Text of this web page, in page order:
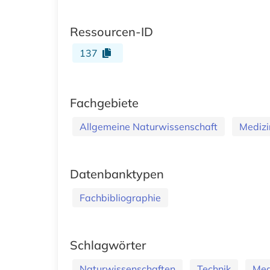
Ressourcen-ID
137
Fachgebiete
Allgemeine Naturwissenschaft
Datenbanktypen
Fachbibliographie
Schlagwörter